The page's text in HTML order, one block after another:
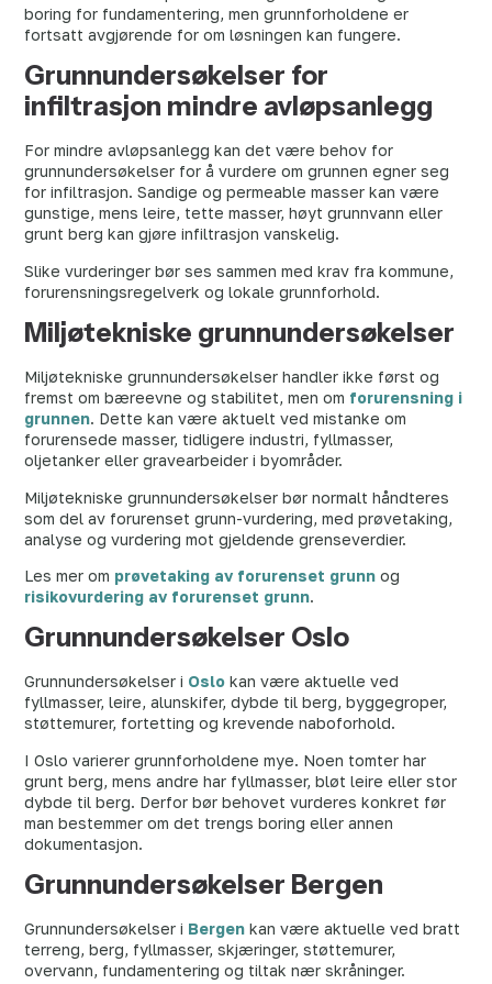
boring for fundamentering, men grunnforholdene er
fortsatt avgjørende for om løsningen kan fungere.
Grunnundersøkelser for
infiltrasjon mindre avløpsanlegg
For mindre avløpsanlegg kan det være behov for
grunnundersøkelser for å vurdere om grunnen egner seg
for infiltrasjon. Sandige og permeable masser kan være
gunstige, mens leire, tette masser, høyt grunnvann eller
grunt berg kan gjøre infiltrasjon vanskelig.
Slike vurderinger bør ses sammen med krav fra kommune,
forurensningsregelverk og lokale grunnforhold.
Miljøtekniske grunnundersøkelser
Miljøtekniske grunnundersøkelser handler ikke først og
fremst om bæreevne og stabilitet, men om forurensning i
grunnen. Dette kan være aktuelt ved mistanke om
forurensede masser, tidligere industri, fyllmasser,
oljetanker eller gravearbeider i byområder.
Miljøtekniske grunnundersøkelser bør normalt håndteres
som del av forurenset grunn-vurdering, med prøvetaking,
analyse og vurdering mot gjeldende grenseverdier.
Les mer om prøvetaking av forurenset grunn og
risikovurdering av forurenset grunn.
Grunnundersøkelser Oslo
Grunnundersøkelser i Oslo kan være aktuelle ved
fyllmasser, leire, alunskifer, dybde til berg, byggegroper,
støttemurer, fortetting og krevende naboforhold.
I Oslo varierer grunnforholdene mye. Noen tomter har
grunt berg, mens andre har fyllmasser, bløt leire eller stor
dybde til berg. Derfor bør behovet vurderes konkret før
man bestemmer om det trengs boring eller annen
dokumentasjon.
Grunnundersøkelser Bergen
Grunnundersøkelser i Bergen kan være aktuelle ved bratt
terreng, berg, fyllmasser, skjæringer, støttemurer,
overvann, fundamentering og tiltak nær skråninger.